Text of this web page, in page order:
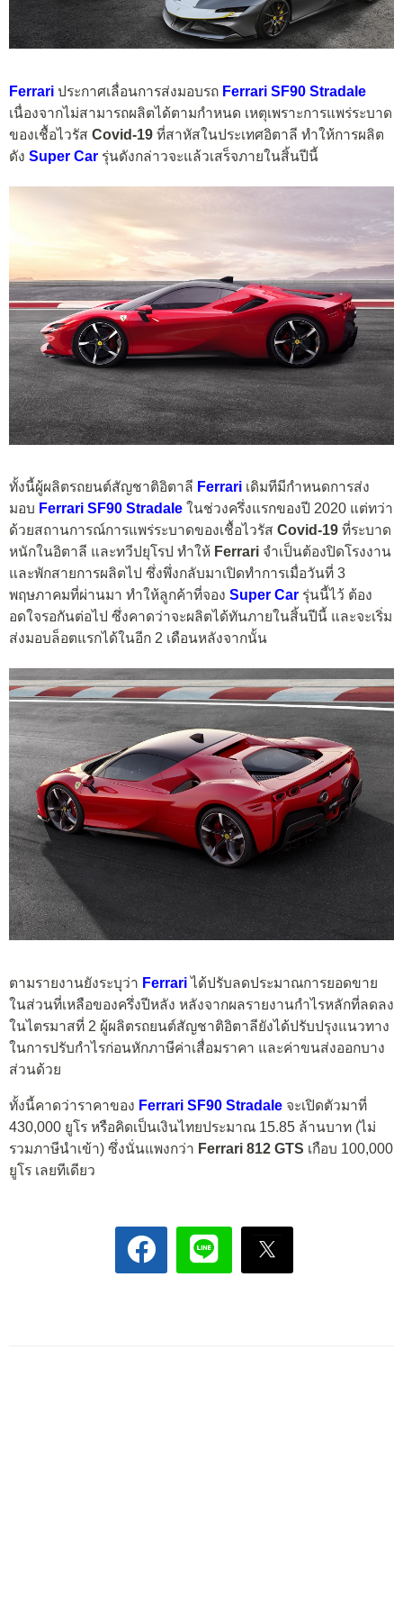
Ferrari ประกาศเลื่อนการส่งมอบรถ Ferrari SF90 Stradale
เนื่องจากไม่สามารถผลิตได้ตามกำหนด เหตุเพราะการแพร่ระบาด
ของเชื้อไวรัส Covid-19 ที่สาหัสในประเทศอิตาลี ทำให้การผลิต
ดัง Super Car รุ่นดังกล่าวจะแล้วเสร็จภายในสิ้นปีนี้
ทั้งนี้ผู้ผลิตรถยนต์สัญชาติอิตาลี Ferrari เดิมทีมีกำหนดการส่ง
มอบ Ferrari SF90 Stradale ในช่วงครึ่งแรกของปี 2020 แต่ทว่า
ด้วยสถานการณ์การแพร่ระบาดของเชื้อไวรัส Covid-19 ที่ระบาด
หนักในอิตาลี และทวีปยุโรป ทำให้ Ferrari จำเป็นต้องปิดโรงงาน
และพักสายการผลิตไป ซึ่งพึ่งกลับมาเปิดทำการเมื่อวันที่ 3
พฤษภาคมที่ผ่านมา ทำให้ลูกค้าที่จอง Super Car รุ่นนี้ไว้ ต้อง
อดใจรอกันต่อไป ซึ่งคาดว่าจะผลิตได้ทันภายในสิ้นปีนี้ และจะเริ่ม
ส่งมอบล็อตแรกได้ในอีก 2 เดือนหลังจากนั้น
ตามรายงานยังระบุว่า Ferrariได้ปรับลดประมาณการยอดขาย
ในส่วนที่เหลือของครึ่งปีหลัง หลังจากผลรายงานกำไรหลักที่ลดลง
ในไตรมาสที่ 2 ผู้ผลิตรถยนต์สัญชาติอิตาลียังได้ปรับปรุงแนวทาง
ในการปรับกำไรก่อนหักภาษีค่าเสื่อมราคา และค่าขนส่งออกบาง
ส่วนด้วย
ทั้งนี้คาดว่าราคาของ Ferrari SF90 Stradale จะเปิดตัวมาที่
430,000 ยูโร หรือคิดเป็นเงินไทยประมาณ 15.85 ล้านบาท (ไม่
รวมภาษีนำเข้า) ซึ่งนั่นแพงกว่า Ferrari 812 GTS เกือบ 100,000
ยูโร เลยทีเดียว